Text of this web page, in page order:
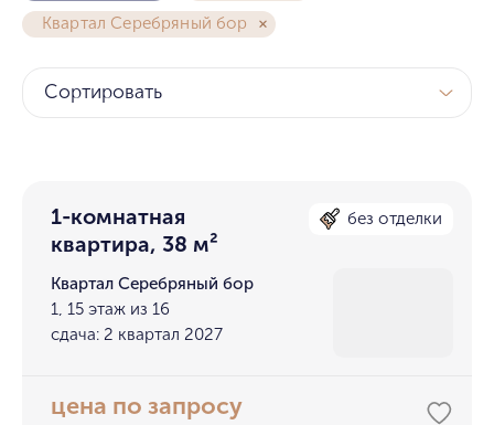
Квартал Серебряный бор
Сортировать
1-комнатная
квартира, 38 м²
без отделки
Квартал Серебряный бор
1, 15 этаж из 16
сдача: 2 квартал 2027
цена по запросу